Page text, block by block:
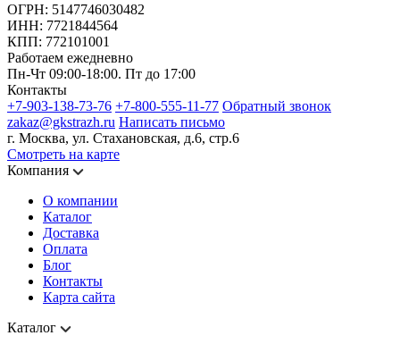
ОГРН: 5147746030482
ИНН: 7721844564
КПП: 772101001
Работаем ежедневно
Пн-Чт 09:00-18:00. Пт до 17:00
Контакты
+7-903-138-73-76 +7-800-555-11-77 Обратный звонок
zakaz@gkstrazh.ru Написать письмо
г. Москва, ул. Стахановская, д.6, стр.6
Смотреть на карте
Компания
О компании
Каталог
Доставка
Оплата
Блог
Контакты
Карта сайта
Каталог